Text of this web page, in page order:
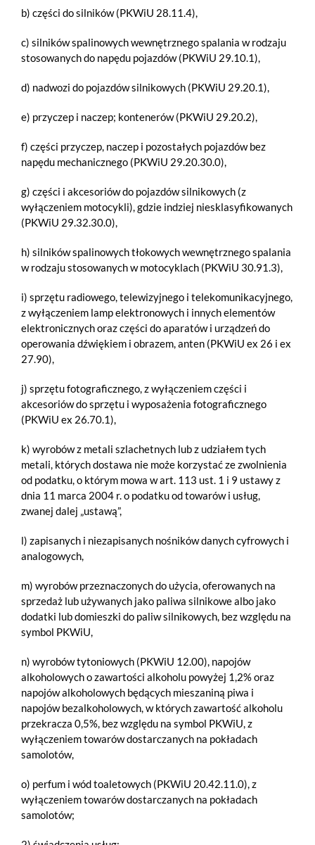
b) części do silników (PKWiU 28.11.4),
c) silników spalinowych wewnętrznego spalania w rodzaju
stosowanych do napędu pojazdów (PKWiU 29.10.1),
d) nadwozi do pojazdów silnikowych (PKWiU 29.20.1),
e) przyczep i naczep; kontenerów (PKWiU 29.20.2),
f) części przyczep, naczep i pozostałych pojazdów bez
napędu mechanicznego (PKWiU 29.20.30.0),
g) części i akcesoriów do pojazdów silnikowych (z
wyłączeniem motocykli), gdzie indziej niesklasyfikowanych
(PKWiU 29.32.30.0),
h) silników spalinowych tłokowych wewnętrznego spalania
w rodzaju stosowanych w motocyklach (PKWiU 30.91.3),
i) sprzętu radiowego, telewizyjnego i telekomunikacyjnego,
z wyłączeniem lamp elektronowych i innych elementów
elektronicznych oraz części do aparatów i urządzeń do
operowania dźwiękiem i obrazem, anten (PKWiU ex 26 i ex
27.90),
j) sprzętu fotograficznego, z wyłączeniem części i
akcesoriów do sprzętu i wyposażenia fotograficznego
(PKWiU ex 26.70.1),
k) wyrobów z metali szlachetnych lub z udziałem tych
metali, których dostawa nie może korzystać ze zwolnienia
od podatku, o którym mowa w art. 113 ust. 1 i 9 ustawy z
dnia 11 marca 2004 r. o podatku od towarów i usług,
zwanej dalej „ustawą”,
l) zapisanych i niezapisanych nośników danych cyfrowych i
analogowych,
m) wyrobów przeznaczonych do użycia, oferowanych na
sprzedaż lub używanych jako paliwa silnikowe albo jako
dodatki lub domieszki do paliw silnikowych, bez względu na
symbol PKWiU,
n) wyrobów tytoniowych (PKWiU 12.00), napojów
alkoholowych o zawartości alkoholu powyżej 1,2% oraz
napojów alkoholowych będących mieszaniną piwa i
napojów bezalkoholowych, w których zawartość alkoholu
przekracza 0,5%, bez względu na symbol PKWiU, z
wyłączeniem towarów dostarczanych na pokładach
samolotów,
o) perfum i wód toaletowych (PKWiU 20.42.11.0), z
wyłączeniem towarów dostarczanych na pokładach
samolotów;